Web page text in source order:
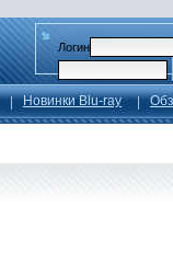
Логин
Новинки Blu-ray